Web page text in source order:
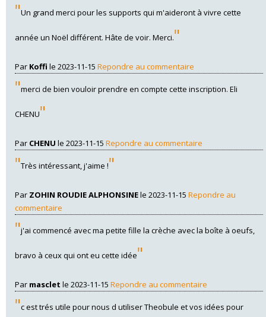
"Un grand merci pour les supports qui m'aideront à vivre cette
année un Noël différent. Hâte de voir. Merci."
Par Koffi le 2023-11-15 Repondre au commentaire
"merci de bien vouloir prendre en compte cette inscription. Eli
CHENU"
Par CHENU le 2023-11-15 Repondre au commentaire
"Très intéressant, j'aime !"
Par ZOHIN ROUDIE ALPHONSINEle 2023-11-15 Repondre au
commentaire
"j'ai commencé avec ma petite fille la crèche avec la boîte à oeufs,
bravo à ceux qui ont eu cette idée"
Par masclet le 2023-11-15 Repondre au commentaire
"c est trés utile pour nous d utiliser Theobule et vos idées pour